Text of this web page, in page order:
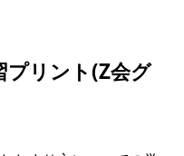
プリント(Z会グ